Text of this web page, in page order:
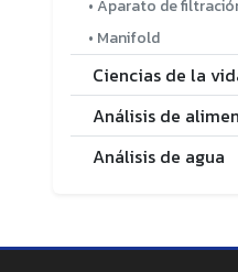
• Aparato de
• Manifold
Ciencias de la
Análisis de
Análisis de agua